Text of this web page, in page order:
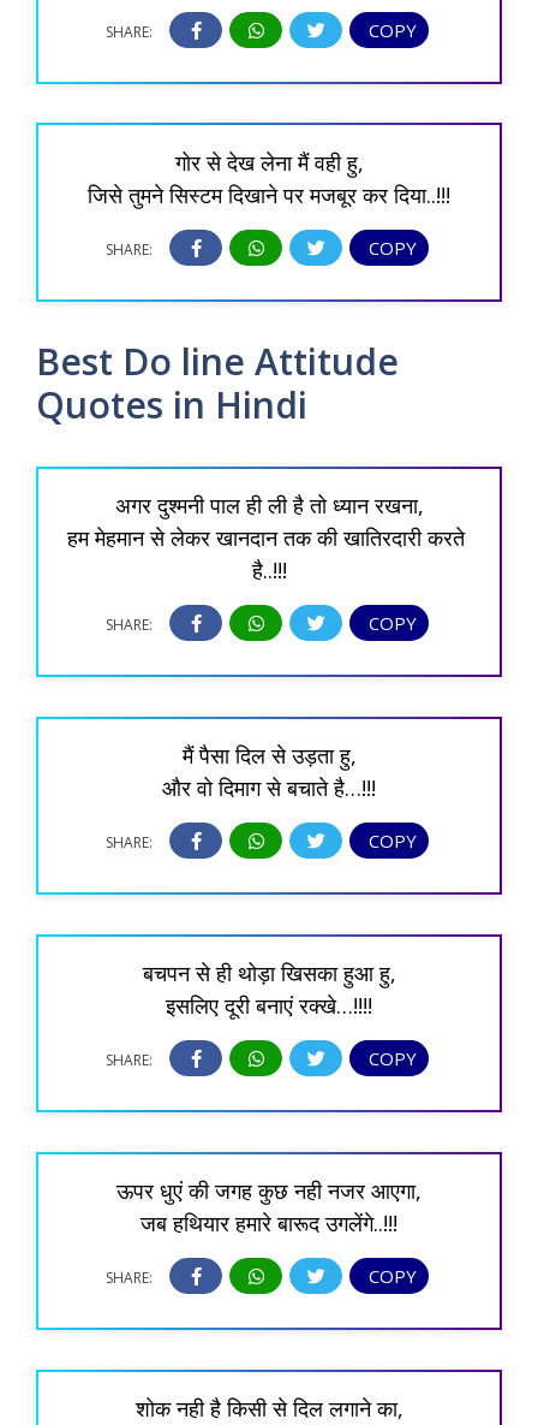
SHARE: COPY
गोर से देख लेना मैं वही हु,
जिसे तुमने सिस्टम दिखाने पर मजबूर कर दिया..!!!
SHARE: COPY
Best Do line Attitude
Quotes in Hindi
अगर दुश्मनी पाल ही ली है तो ध्यान रखना,
हम मेहमान से लेकर खानदान तक की खातिरदारी करते
है..!!!
SHARE: COPY
मैं पैसा दिल से उड़ता हु,
और वो दिमाग से बचाते है…!!!
SHARE: COPY
बचपन से ही थोड़ा खिसका हुआ हु,
इसलिए दूरी बनाएं रक्खे…!!!!
SHARE: COPY
ऊपर धुएं की जगह कुछ नही नजर आएगा,
जब हथियार हमारे बारूद उगलेंगे..!!!
SHARE: COPY
शोक नही है किसी से दिल लगाने का,